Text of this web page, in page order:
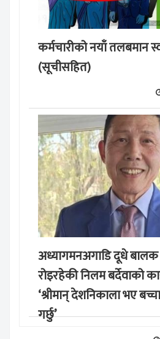
कर्मचारीको नयाँ तलबमान
(सूचीसहित)
अध्यागमनअगाडि दूधे
रोइरहेकी निलम बर्देवाको
‘श्रीमान् देशनिकाला भए
गर्छु’